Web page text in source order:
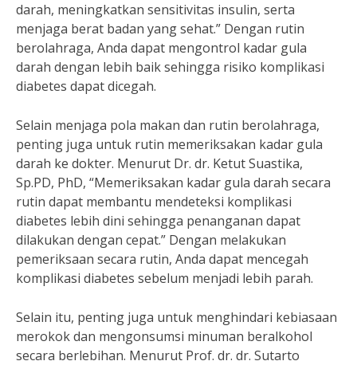
darah, meningkatkan sensitivitas insulin, serta
menjaga berat badan yang sehat.” Dengan rutin
berolahraga, Anda dapat mengontrol kadar gula
darah dengan lebih baik sehingga risiko komplikasi
diabetes dapat dicegah.
Selain menjaga pola makan dan rutin berolahraga,
penting juga untuk rutin memeriksakan kadar gula
darah ke dokter. Menurut Dr. dr. Ketut Suastika,
Sp.PD, PhD, “Memeriksakan kadar gula darah secara
rutin dapat membantu mendeteksi komplikasi
diabetes lebih dini sehingga penanganan dapat
dilakukan dengan cepat.” Dengan melakukan
pemeriksaan secara rutin, Anda dapat mencegah
komplikasi diabetes sebelum menjadi lebih parah.
Selain itu, penting juga untuk menghindari kebiasaan
merokok dan mengonsumsi minuman beralkohol
secara berlebihan. Menurut Prof. dr. dr. Sutarto